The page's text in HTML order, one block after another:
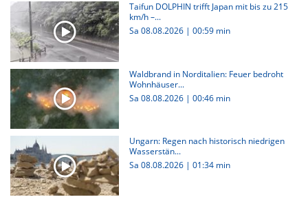
Taifun DOLPHIN trifft Japan mit bis zu 215
km/h –...
Sa 08.08.2026 | 00:59 min
Waldbrand in Norditalien: Feuer bedroht
Wohnhäuser...
Sa 08.08.2026 | 00:46 min
Ungarn: Regen nach historisch niedrigen
Wasserstän...
Sa 08.08.2026 | 01:34 min